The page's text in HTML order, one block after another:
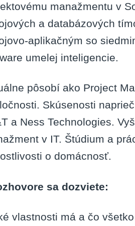
manažmentu v
a databázových
aplikačným so
umelej inteligencie.
pôsobí ako Project
Skúsenosti
a Ness Technologies.
v IT. Štúdium a
o domácnosť.
sa dozviete:
vlastnosti má a čo